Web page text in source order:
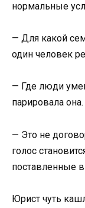
нормальные
— Для какой
один человек
— Где люди
парировала она.
— Это не
голос
поставленные
Юрист чуть